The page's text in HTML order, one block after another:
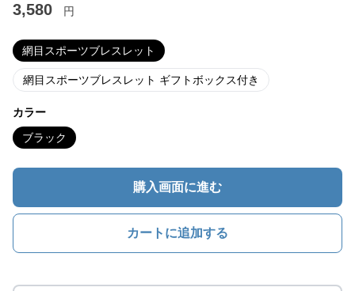
3,580 円
網目スポーツブレスレット
網目スポーツブレスレット ギフトボックス付き
カラー
ブラック
購入画面に進む
カートに追加する